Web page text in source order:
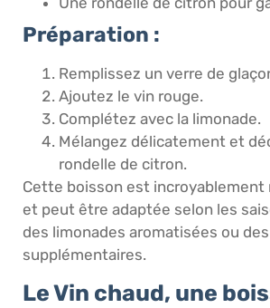
Préparation :
Remplissez un verre de
Ajoutez le vin rouge.
Complétez avec la limonade.
Mélangez délicatement et
rondelle de citron.
Cette boisson est incroyablement
et peut être adaptée selon les
des limonades aromatisées ou
supplémentaires.
Le Vin chaud, une